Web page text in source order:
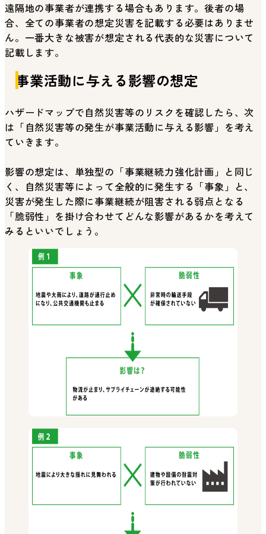
遠隔地の事業者が連携する場合もあります。後者の場
合、全ての事業者の想定災害を記載する必要はありませ
ん。一番大きな被害が想定される代表的な災害について
記載します。
事業活動に与える影響の想定
ハザードマップで自然災害等のリスクを確認したら、次
は「自然災害等の発生が事業活動に与える影響」を考え
ていきます。
影響の想定は、単独型の「事業継続力強化計画」と同じ
く、自然災害等によって全般的に発生する「事象」と、
災害が発生した際に事業継続が阻害される弱点となる
「脆弱性」を掛け合わせてどんな影響があるかを考えて
みるといいでしょう。